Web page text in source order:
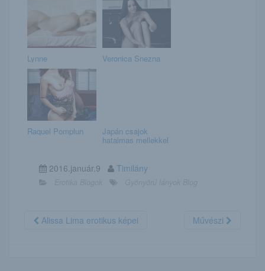
Lynne Veronica Snezna
Raquel Pomplun Japán csajok
hatalmas mellekkel
2016.január.9 Timilány
Alissa Lima erotikus képei Művészi